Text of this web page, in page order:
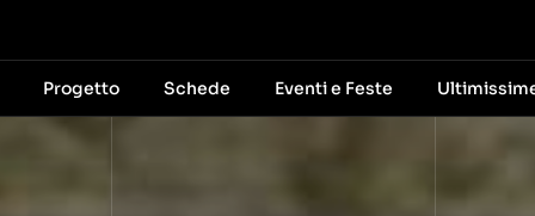
Progetto Schede Eventi e Feste